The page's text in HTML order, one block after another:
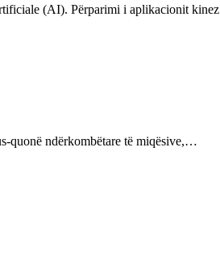
(AI). Përparimi i aplikacionit
quonë ndërkombëtare të miqësive,…